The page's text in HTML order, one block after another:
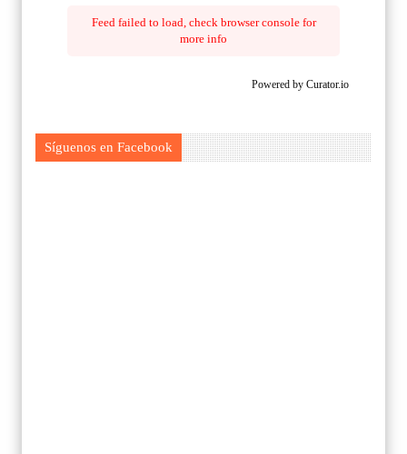
Feed failed to load, check browser console for
more info
Powered by Curator.io
Síguenos en Facebook